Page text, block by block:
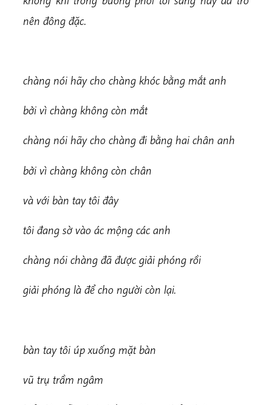
nên đông đặc.
chàng nói hãy cho chàng khóc bằng mắt anh
bởi vì chàng không còn mắt
chàng nói hãy cho chàng đi bằng hai chân anh
bởi vì chàng không còn chân
và với bàn tay tôi đây
tôi đang sờ vào ác mộng các anh
chàng nói chàng đã được giải phóng rồi
giải phóng là để cho người còn lại.
bàn tay tôi úp xuống mặt bàn
vũ trụ trầm ngâm